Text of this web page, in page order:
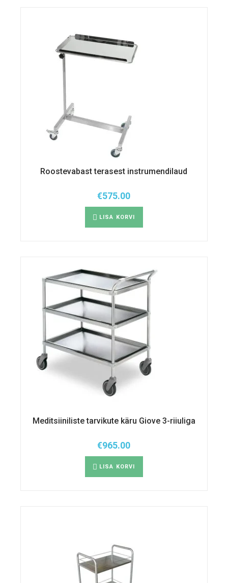
Roostevabast terasest instrumendilaud
€575.00
LISA KORVI
Meditsiiniliste tarvikute käru Giove 3-riiuliga
€965.00
LISA KORVI